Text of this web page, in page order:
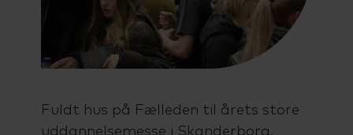
Fuldt hus på Fælleden til årets store
uddannelsemesse i Skanderborg.